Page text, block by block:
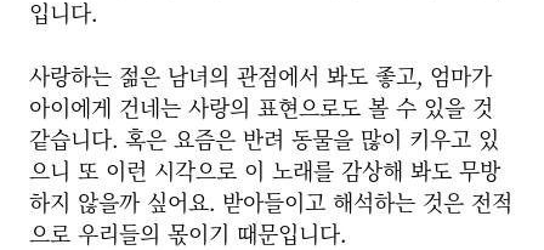
입니다.
사랑하는 젊은 남녀의 관점에서 봐도 좋고, 엄마가
아이에게 건네는 사랑의 표현으로도 볼 수 있을 것
같습니다. 혹은 요즘은 반려 동물을 많이 키우고 있
으니 또 이런 시각으로 이 노래를 감상해 봐도 무방
하지 않을까 싶어요. 받아들이고 해석하는 것은 전적
으로 우리들의 몫이기 때문입니다.